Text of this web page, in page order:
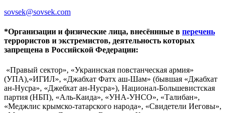
sovsek@sovsek.com
*Организации и физические лица, внесённные в перечень
террористов и экстремистов, деятельность которых
запрещена в Российской Федерации:
«Правый сектор», «Украинская повстанческая армия»
(УПА),«ИГИЛ», «Джабхат Фатх аш-Шам» (бывшая «Джабхат
ан-Нусра», «Джебхат ан-Нусра»), Национал-Большевистская
партия (НБП), «Аль-Каида», «УНА-УНСО», «Талибан»,
«Меджлис крымско-татарского народа», «Свидетели Иеговы»,